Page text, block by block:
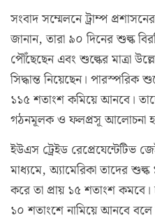
সংবাদ সম্মেলনে ট্রাম্প
জানান, তারা ৯০ দিনের শুল্ক
পৌঁছেছেন এবং শুল্কের মাত্রা
সিদ্ধান্ত নিয়েছেন। পারস্পরিক
১১৫ শতাংশ কমিয়ে আনবে।
গঠনমূলক ও ফলপ্রসূ আলোচনা
ইউএস ট্রেইড রেপ্রেযেন্টেটিভ
মাধ্যমে, অ্যামেরিকা তাদের
করে তা প্রায় ১৫ শতাংশ
১০ শতাংশে নামিয়ে আনবে বলে